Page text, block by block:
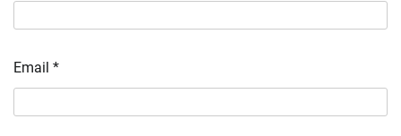
Email *